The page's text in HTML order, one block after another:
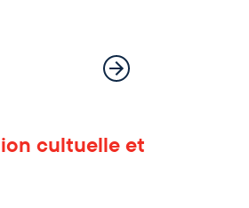
cultuelle et